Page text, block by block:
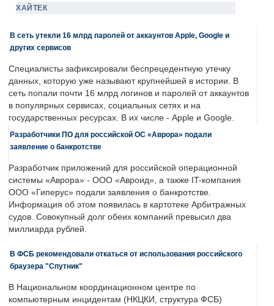
ХАЙТЕК
В сеть утекли 16 млрд паролей от аккаунтов Apple, Google и
других сервисов
Специалисты зафиксировали беспрецедентную утечку
данных, которую уже называют крупнейшей в истории. В
сеть попали почти 16 млрд логинов и паролей от аккаунтов
в популярных сервисах, социальных сетях и на
государственных ресурсах. В их числе - Apple и Google.
Разработчики ПО для российской ОС «Аврора» подали
заявление о банкротстве
Разработчик приложений для российской операционной
системы «Аврора» - ООО «Авроид», а также IT-компания
ООО «Гиперус» подали заявления о банкротстве.
Информация об этом появилась в картотеке Арбитражных
судов. Совокупный долг обеих компаний превысил два
миллиарда рублей.
В ФСБ рекомендовали откаться от использования российского
браузера "Спутник"
В Национальном координационном центре по
компьютерным инцидентам (НКЦКИ, структура ФСБ)